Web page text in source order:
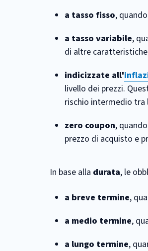
a tasso fisso,
a tasso variabile,
di altre
indicizzate all'
livello dei prezzi.
rischio intermedio tra
zero coupon,
prezzo di acquisto e
In base alla durata, le
a breve termine,
a medio termine,
a lungo termine,